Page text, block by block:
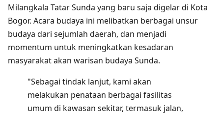
Milangkala Tatar Sunda yang baru saja digelar di Kota
Bogor. Acara budaya ini melibatkan berbagai unsur
budaya dari sejumlah daerah, dan menjadi
momentum untuk meningkatkan kesadaran
masyarakat akan warisan budaya Sunda.
"Sebagai tindak lanjut, kami akan
melakukan penataan berbagai fasilitas
umum di kawasan sekitar, termasuk jalan,